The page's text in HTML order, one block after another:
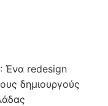
Ένα redesign
δημιουργούς